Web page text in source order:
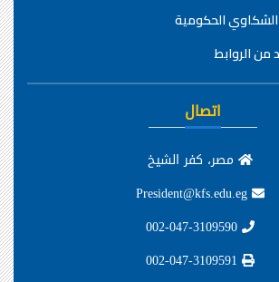
الشكاوي الحكومية
من الروابط
اتصال
مصر، كفر الشيخ